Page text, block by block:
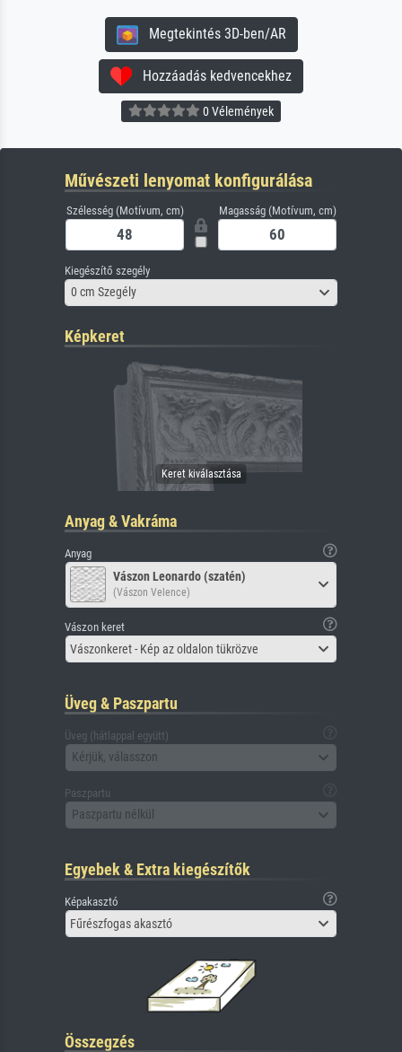
Megtekintés 3D-ben/AR
Hozzáadás kedvencekhez
0 Vélemények
Művészeti lenyomat konfigurálása
Szélesség (Motívum, cm) Magasság (Motívum, cm)
Kiegészítő szegély
0 cm Szegély
Képkeret
Anyag & Vakráma
Anyag
Vászon Leonardo (szatén)
(Vászon Velence)
Vászon keret
Vászonkeret - Kép az oldalon tükrözve
Üveg & Paszpartu
Üveg (hátlappal együtt)
Kérjük, válasszon
Paszpartu
Paszpartu nélkül
Egyebek & Extra kiegészítők
Képakasztó
Fűrészfogas akasztó
Összegzés